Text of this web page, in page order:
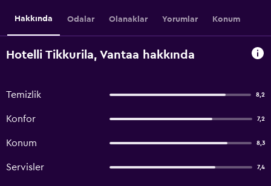
Hakkında Odalar Olanaklar Yorumlar Konum
Hotelli Tikkurila, Vantaa hakkında
Temizlik 8,2
Konfor 7,2
Konum 8,3
Servisler 7,4